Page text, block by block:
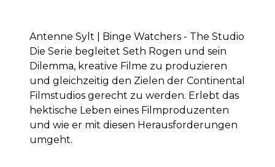
Antenne Sylt | Binge Watchers - The Studio
Die Serie begleitet Seth Rogen und sein
Dilemma, kreative Filme zu produzieren
und gleichzeitig den Zielen der Continental
Filmstudios gerecht zu werden. Erlebt das
hektische Leben eines Filmproduzenten
und wie er mit diesen Herausforderungen
umgeht.